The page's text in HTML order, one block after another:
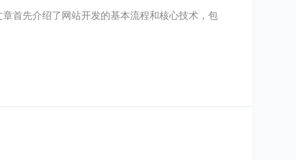
首先介绍了网站开发的基本流程和核心技术，包